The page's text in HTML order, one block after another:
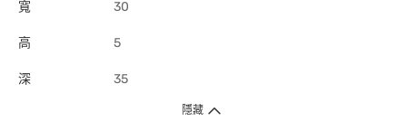
寬 30
高 5
深 35
隱藏